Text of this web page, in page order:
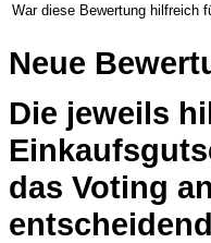
War diese Bewertung hilfreich
Neue
Die jeweils
das Voting